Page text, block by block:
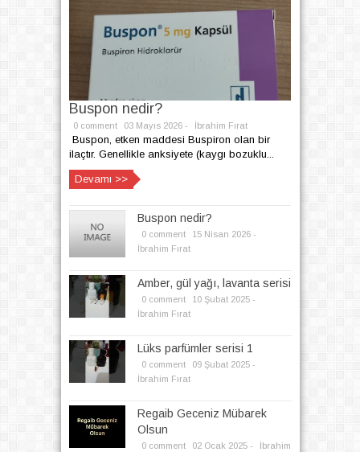
Buspon nedir?
0 comment 03 Mayıs 2026 - İbrahim Fırat
Buspon, etken maddesi Buspiron olan bir
ilaçtır. Genellikle anksiyete (kaygı bozuklu...
Devamı >>
Buspon nedir?
0 comment 15 Nisan 2026 -
İbrahim Fırat
Amber, gül yağı, lavanta serisi
0 comment 10 Şubat 2025 -
İbrahim Fırat
Lüks parfümler serisi 1
0 comment 09 Şubat 2025 -
İbrahim Fırat
Regaib Geceniz Mübarek
Olsun
0 comment 02 Ocak 2025 -
İbrahim